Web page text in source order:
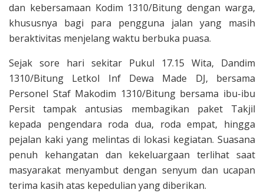
dan kebersamaan Kodim 1310/Bitung dengan warga,
khususnya bagi para pengguna jalan yang masih
beraktivitas menjelang waktu berbuka puasa.
Sejak sore hari sekitar Pukul 17.15 Wita, Dandim
1310/Bitung Letkol Inf Dewa Made DJ, bersama
Personel Staf Makodim 1310/Bitung bersama ibu-ibu
Persit tampak antusias membagikan paket Takjil
kepada pengendara roda dua, roda empat, hingga
pejalan kaki yang melintas di lokasi kegiatan. Suasana
penuh kehangatan dan kekeluargaan terlihat saat
masyarakat menyambut dengan senyum dan ucapan
terima kasih atas kepedulian yang diberikan.